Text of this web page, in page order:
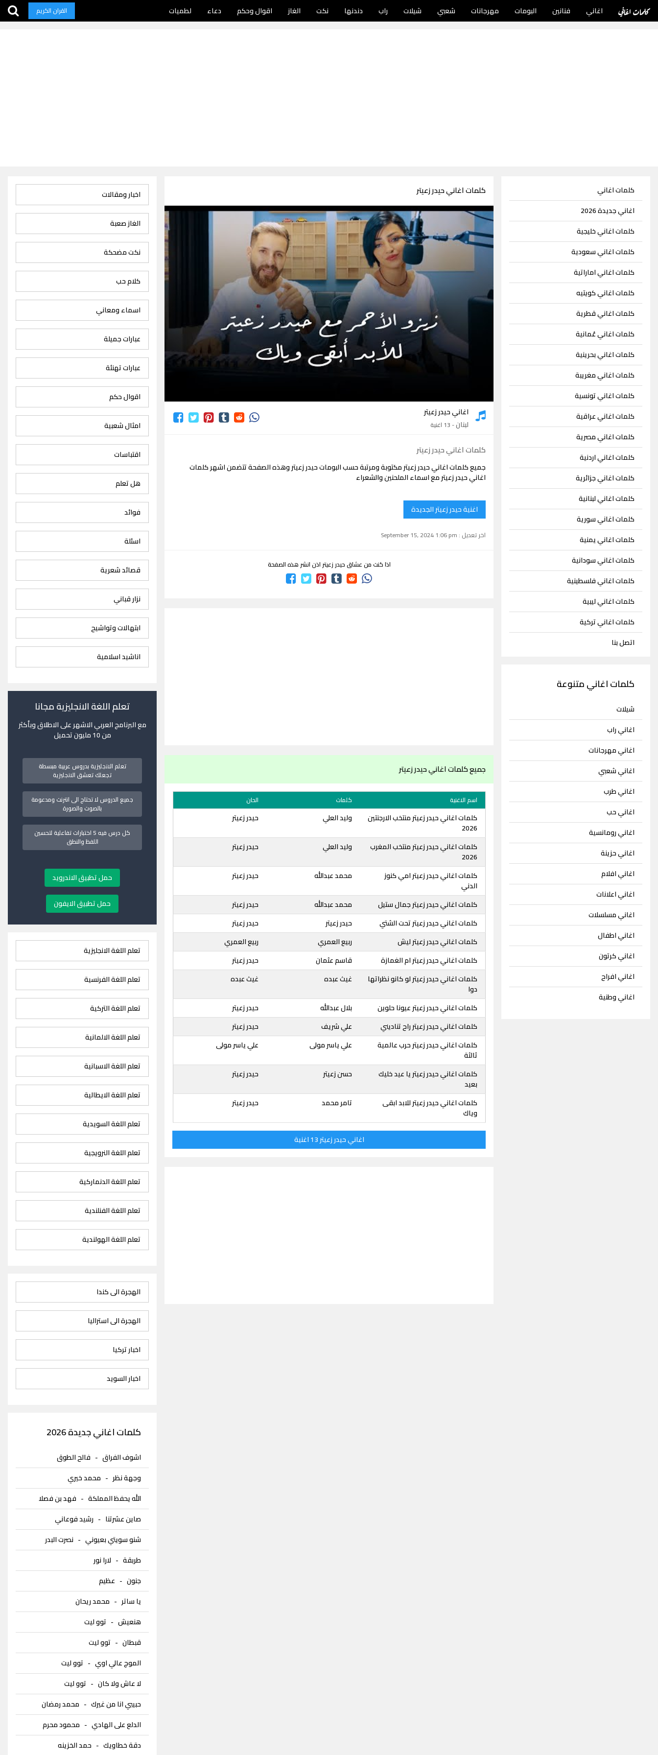
كلمات اغاني اغاني فنانين البومات مهرجانات شعبي شيلات راب دندنها نكت الغاز اقوال وحكم دعاء لطميات القران الكريم
كلمات اغاني
اغاني جديدة 2026
كلمات اغاني خليجية
كلمات اغاني سعودية
كلمات اغاني اماراتية
كلمات اغاني كويتيه
كلمات اغاني قطرية
كلمات اغاني عُمانية
كلمات اغاني بحرينية
كلمات اغاني مغريبة
كلمات اغاني تونسية
كلمات اغاني عراقية
كلمات اغاني مصرية
كلمات اغاني اردنية
كلمات اغاني جزائرية
كلمات اغاني لبنانية
كلمات اغاني سورية
كلمات اغاني يمنية
كلمات اغاني سودانية
كلمات اغاني فلسطينية
كلمات اغاني ليبية
كلمات اغاني تركية
اتصل بنا
كلمات اغاني متنوعة
شيلات
اغاني راب
اغاني مهرجانات
اغاني شعبي
اغاني طرب
اغاني حب
اغاني رومانسية
اغاني حزينة
اغاني افلام
اغاني اعلانات
اغاني مسلسلات
اغاني اطفال
اغاني كرتون
اغاني افراح
اغاني وطنية
كلمات اغاني حيدر زعيتر
اغاني حيدر زعيتر
لبنان- 13 اغنية
كلمات اغاني حيدر زعيتر
جميع كلمات اغاني حيدر زعيتر مكتوبة ومرتبة حسب البومات حيدر زعيتر وهذه الصفحة تتضمن اشهر كلمات
اغاني حيدر زعيتر مع اسماء الملحنين والشعراء
اغنية حيدر زعيتر الجديدة
اخر تعديل : September 15, 2024 1:06 pm
اذا كنت من عشاق حيدر زعيتر اذن انشر هذه الصفحة
جميع كلمات اغاني حيدر زعيتر
اسم الاغنية كلمات الحان
كلمات اغاني حيدر زعيتر منتخب الارجنتين
2026
وليد العلي حيدر زعيتر
كلمات اغاني حيدر زعيتر منتخب المغرب
2026
وليد العلي حيدر زعيتر
كلمات اغاني حيدر زعيتر امي كنوز
الدني
محمد عبدالله حيدر زعيتر
كلمات اغاني حيدر زعيتر جمال ستيل محمد عبدالله
حيدر زعيتر
كلمات اغاني حيدر زعيتر تحت الشتي
حيدر زعيتر
حيدر زعيتر
كلمات اغاني حيدر زعيتر ليش
ربيع العمري
ربيع العمري
كلمات اغاني حيدر زعيتر ام الغمازة
قاسم عثمان
حيدر زعيتر
كلمات اغاني حيدر زعيتر لو كانو نظراتها
دوا
غيث عبده غيث عبده
كلمات اغاني حيدر زعيتر عيونا حلوين بلال عبدالله
حيدر زعيتر
كلمات اغاني حيدر زعيتر راح تناديني
علي شريف
حيدر زعيتر
كلمات اغاني حيدر زعيتر حرب عالمية
ثالثة
علي ياسر مولى علي ياسر مولى
كلمات اغاني حيدر زعيتر يا عيد خليك
بعيد
حسن زعيتر حيدر زعيتر
كلمات اغاني حيدر زعيتر للابد ابقى
وياك
تامر محمد حيدر زعيتر
اغاني حيدر زعيتر 13 اغنية
اخبار ومقالات
الغاز صعبة
نكت مضحكة
كلام حب
اسماء ومعاني
عبارات جميلة
عبارات تهنئة
اقوال حكم
امثال شعبية
اقتباسات
هل تعلم
فوائد
اسئلة
قصائد شعرية
نزار قباني
ابتهالات وتواشيح
اناشيد اسلامية
تعلم اللغة الانجليزية مجانا
مع البرنامج العربي الاشهر على الاطلاق وبأكثر
من 10 مليون تحميل
تعلم الانجليزية بدروس عربية مبسطة
تجعلك تعشق الانجليزية
جميع الدروس لا تحتاج الى انترنت ومدعومة
بالصوت والصورة
كل درس فيه 5 اختبارات تفاعلية لتحسين
اللفظ والنطق
حمل تطبيق الاندرويد
حمل تطبيق الايفون
تعلم اللغة الانجليزية
تعلم اللغة الفرنسية
تعلم اللغة التركية
تعلم اللغة الالمانية
تعلم اللغة الاسبانية
تعلم اللغة الايطالية
تعلم اللغة السويدية
تعلم اللغة النرويجية
تعلم اللغة الدنماركية
تعلم اللغة الفنلندية
تعلم اللغة الهولندية
الهجرة الى كندا
الهجرة الى استراليا
اخبار تركيا
اخبار السويد
كلمات اغاني جديدة 2026
اشوف الفراق- فالح الطوق
وجهة نظر - محمد خيري
الله يحفظ المملكة- فهد بن فصلا
صاين عشرتنا - رشيد فوعاني
شنو سويتي بعيوني- نصرت البدر
طربقة- لارا نور
جنون- عظيم
يا ساتر - محمد ريحان
هنعيش- توو ليت
قبطان- توو ليت
الموج عالي اوي- توو ليت
لا عاش ولا كان- توو ليت
حبيبي انا من غيرك- محمد رمضان
الدلع على الهادي- محمود محرم
دقة خطاويك- حمد الخزينه